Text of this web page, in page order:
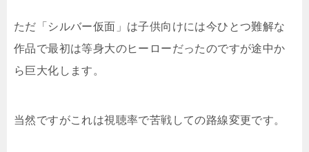
ただ「シルバー仮面」は子供向けには今ひとつ難解な
作品で最初は等身大のヒーローだったのですが途中か
ら巨大化します。
当然ですがこれは視聴率で苦戦しての路線変更です。